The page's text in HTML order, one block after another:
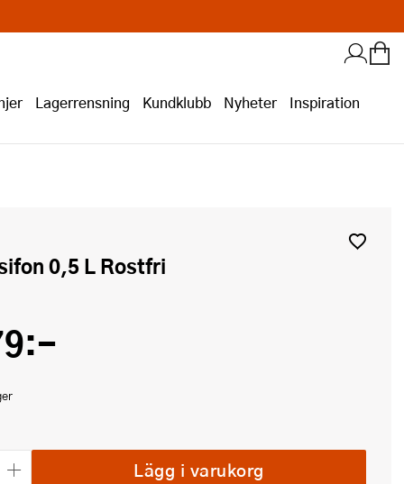
Lagerrensning Kundklubb Nyheter Inspiration
0,5 L Rostfri
Lägg i varukorg